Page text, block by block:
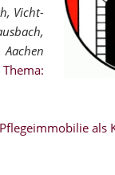
Vicht-
als